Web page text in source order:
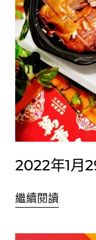
2022年1月
繼續閱讀